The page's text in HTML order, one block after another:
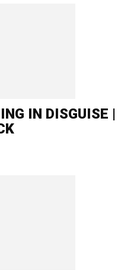
IN DISGUISE |